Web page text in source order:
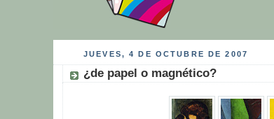
JUEVES, 4 DE OCTUBRE DE 2007
¿de papel o magnético?